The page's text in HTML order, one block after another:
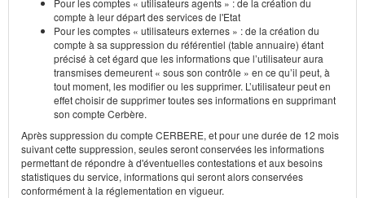
Pour les comptes « utilisateurs agents » : de la création du
compte à leur départ des services de l'Etat
Pour les comptes « utilisateurs externes » : de la création du
compte à sa suppression du référentiel (table annuaire) étant
précisé à cet égard que les informations que l’utilisateur aura
transmises demeurent « sous son contrôle » en ce qu’il peut, à
tout moment, les modifier ou les supprimer. L’utilisateur peut en
effet choisir de supprimer toutes ses informations en supprimant
son compte Cerbère.
Après suppression du compte CERBERE, et pour une durée de 12 mois
suivant cette suppression, seules seront conservées les informations
permettant de répondre à d'éventuelles contestations et aux besoins
statistiques du service, informations qui seront alors conservées
conformément à la réglementation en vigueur.